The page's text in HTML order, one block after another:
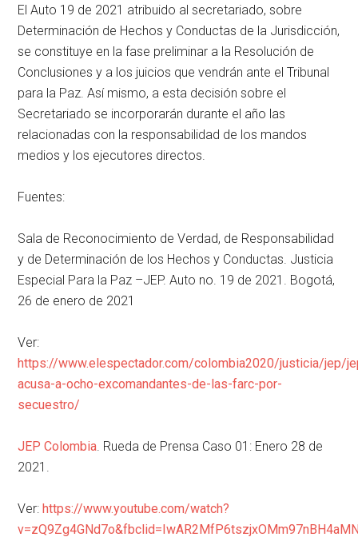
El Auto 19 de 2021 atribuido al secretariado, sobre
Determinación de Hechos y Conductas de la Jurisdicción,
se constituye en la fase preliminar a la Resolución de
Conclusiones y a los juicios que vendrán ante el Tribunal
para la Paz. Así mismo, a esta decisión sobre el
Secretariado se incorporarán durante el año las
relacionadas con la responsabilidad de los mandos
medios y los ejecutores directos.
Fuentes:
Sala de Reconocimiento de Verdad, de Responsabilidad
y de Determinación de los Hechos y Conductas. Justicia
Especial Para la Paz –JEP. Auto no. 19 de 2021. Bogotá,
26 de enero de 2021
Ver:
https://www.elespectador.com/colombia2020/justicia/jep/
acusa-a-ocho-excomandantes-de-las-farc-por-
secuestro/
JEP Colombia. Rueda de Prensa Caso 01: Enero 28 de
2021.
Ver:https://www.youtube.com/watch?